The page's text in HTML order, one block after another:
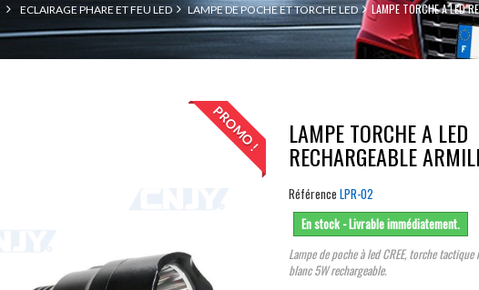
ECLAIRAGE PHARE ET FEU LED LAMPE DE POCHE ET TORCHE LED LAMPE TORCHE A LED
PROMO ! LAMPE TORCHE A LED
RECHARGEABLE
Référence LPR-02
En stock - Livrable immédiatement.
Lampe de poche à led CREE, torche
blanc 5W rechargeable.